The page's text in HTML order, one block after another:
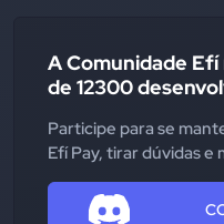
A Comunidade
de 12300
Participe para se
Efí Pay, tirar dúvidas e